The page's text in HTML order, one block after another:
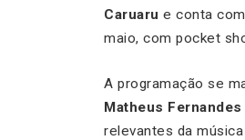
Caruaru e conta
maio, com pocket
A programação se
Matheus Fernandes
relevantes da